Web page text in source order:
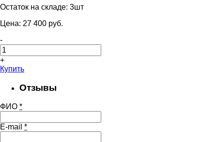
Остаток на складе: 3шт
Цена: 27 400 pуб.
-
+
Купить
Отзывы
ФИО *
E-mail *